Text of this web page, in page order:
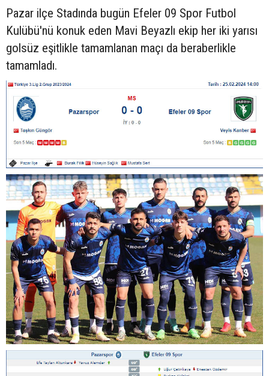
Pazar ilçe Stadında bugün Efeler 09 Spor Futbol
Kulübü'nü konuk eden Mavi Beyazlı ekip her iki yarısı
golsüz eşitlikle tamamlanan maçı da beraberlikle
tamamladı.